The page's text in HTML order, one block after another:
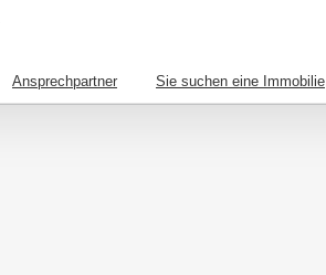
Ansprechpartner Sie suchen eine Immobilie